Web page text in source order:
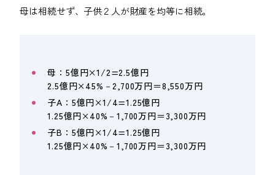
母は相続せず、子供２人が財産を均等に相続。
母：5億円×1/2=2.5億円
2.5億円×45%－2,700万円＝8,550万円
子A：5億円×1/4=1.25億円
1.25億円×40%－1,700万円＝3,300万円
子B：5億円×1/4=1.25億円
1.25億円×40%－1,700万円＝3,300万円